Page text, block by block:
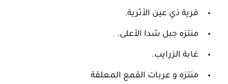
قرية ذي عين الأثرية.
منتزه جبل شدا الأعلى.
غابة الزرايب.
منتزه و عربات القمع المعلقة